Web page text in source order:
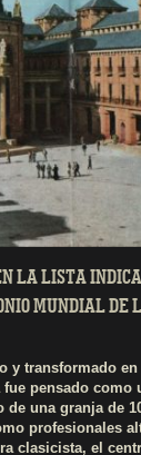
LA LISTA
MUNDIAL DE
y transformado
pensado como
una granja de
profesionales
clasicista, el